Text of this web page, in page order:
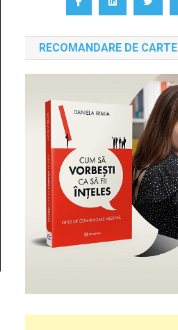
RECOMANDARE DE CARTE